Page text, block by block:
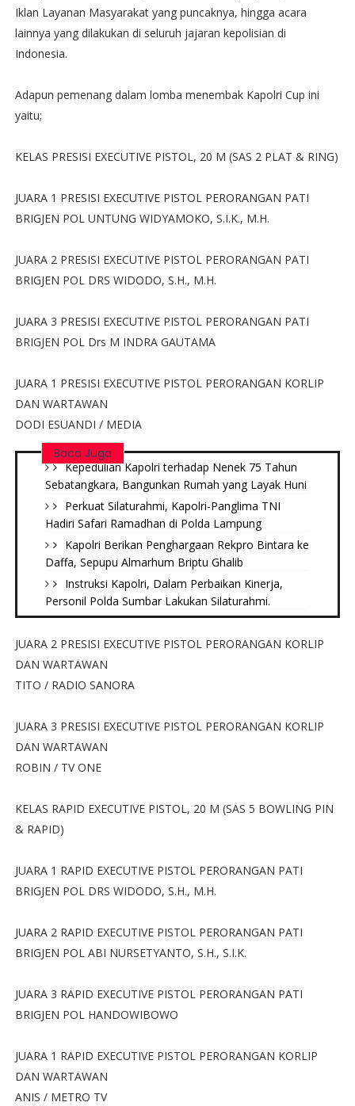
Iklan Layanan Masyarakat yang puncaknya, hingga acara
lainnya yang dilakukan di seluruh jajaran kepolisian di
Indonesia.
Adapun pemenang dalam lomba menembak Kapolri Cup ini
yaitu;
KELAS PRESISI EXECUTIVE PISTOL, 20 M (SAS 2 PLAT & RING)
JUARA 1 PRESISI EXECUTIVE PISTOL PERORANGAN PATI
BRIGJEN POL UNTUNG WIDYAMOKO, S.I.K., M.H.
JUARA 2 PRESISI EXECUTIVE PISTOL PERORANGAN PATI
BRIGJEN POL DRS WIDODO, S.H., M.H.
JUARA 3 PRESISI EXECUTIVE PISTOL PERORANGAN PATI
BRIGJEN POL Drs M INDRA GAUTAMA
JUARA 1 PRESISI EXECUTIVE PISTOL PERORANGAN KORLIP
DAN WARTAWAN
DODI ESUANDI / MEDIA
Baca Juga
Kepedulian Kapolri terhadap Nenek 75 Tahun
Sebatangkara, Bangunkan Rumah yang Layak Huni
Perkuat Silaturahmi, Kapolri-Panglima TNI
Hadiri Safari Ramadhan di Polda Lampung
Kapolri Berikan Penghargaan Rekpro Bintara ke
Daffa, Sepupu Almarhum Briptu Ghalib
Instruksi Kapolri, Dalam Perbaikan Kinerja,
Personil Polda Sumbar Lakukan Silaturahmi.
JUARA 2 PRESISI EXECUTIVE PISTOL PERORANGAN KORLIP
DAN WARTAWAN
TITO / RADIO SANORA
JUARA 3 PRESISI EXECUTIVE PISTOL PERORANGAN KORLIP
DAN WARTAWAN
ROBIN / TV ONE
KELAS RAPID EXECUTIVE PISTOL, 20 M (SAS 5 BOWLING PIN
& RAPID)
JUARA 1 RAPID EXECUTIVE PISTOL PERORANGAN PATI
BRIGJEN POL DRS WIDODO, S.H., M.H.
JUARA 2 RAPID EXECUTIVE PISTOL PERORANGAN PATI
BRIGJEN POL ABI NURSETYANTO, S.H., S.I.K.
JUARA 3 RAPID EXECUTIVE PISTOL PERORANGAN PATI
BRIGJEN POL HANDOWIBOWO
JUARA 1 RAPID EXECUTIVE PISTOL PERORANGAN KORLIP
DAN WARTAWAN
ANIS / METRO TV